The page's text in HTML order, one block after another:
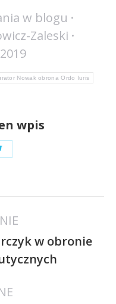
w blogu
Zaleski
Nowak obrona Ordo Iuris
wpis
w obronie